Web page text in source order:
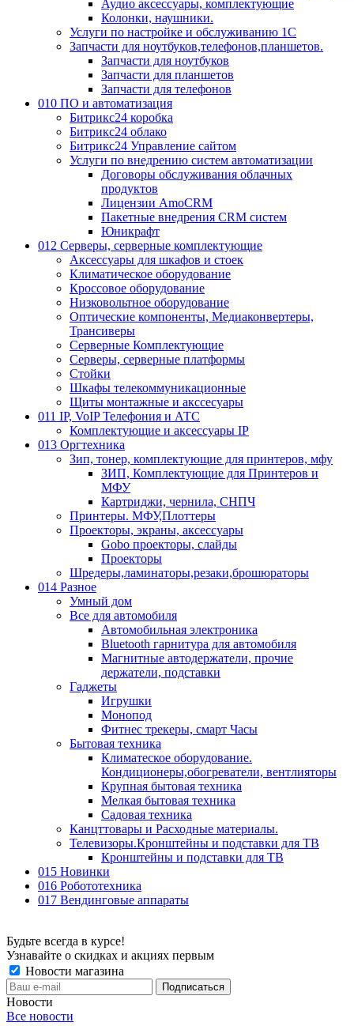
Аудио аксессуары, комплектующие
Колонки, наушники.
Услуги по настройке и обслуживанию 1С
Запчасти для ноутбуков,телефонов,планшетов.
Запчасти для ноутбуков
Запчасти для планшетов
Запчасти для телефонов
010 ПО и автоматизация
Битрикс24 коробка
Битрикс24 облако
Битрикс24 Управление сайтом
Услуги по внедрению систем автоматизации
Договоры обслуживания облачных
продуктов
Лицензии AmoCRM
Пакетные внедрения CRM систем
Юникрафт
012 Серверы, серверные комплектующие
Аксессуары для шкафов и стоек
Климатическое оборудование
Кроссовое оборудование
Низковольтное оборудование
Оптические компоненты, Медиаконвертеры,
Трансиверы
Серверные Комплектующие
Серверы, серверные платформы
Стойки
Шкафы телекоммуникационные
Щиты монтажные и акссесуары
011 IP, VoIP Телефония и АТС
Комплектующие и аксессуары IP
013 Оргтехника
Зип, тонер, комплектующие для принтеров, мфу
ЗИП, Комплектующие для Принтеров и
МФУ
Картриджи, чернила, СНПЧ
Принтеры. МФУ,Плоттеры
Проекторы, экраны, аксессуары
Gobo проекторы, слайды
Проекторы
Шредеры,ламинаторы,резаки,брошюраторы
014 Разное
Умный дом
Все для автомобиля
Автомобильная электроника
Bluetooth гарнитура для автомобиля
Магнитные автодержатели, прочие
держатели, подставки
Гаджеты
Игрушки
Монопод
Фитнес трекеры, смарт Часы
Бытовая техника
Климатеское оборудование.
Кондиционеры,обогреватели, вентлияторы
Крупная бытовая техника
Мелкая бытовая техника
Садовая техника
Канцттовары и Расходные материалы.
Телевизоры.Кронштейны и подставки для ТВ
Кронштейны и подставки для ТВ
015 Новинки
016 Робототехника
017 Вендинговые аппараты
Будьте всегда в курсе!
Узнавайте о скидках и акциях первым
Новости магазина
Новости
Все новости